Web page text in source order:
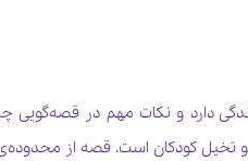
دارد و نکات مهم در قصه‌گویی
تخیل کودکان است. قصه از